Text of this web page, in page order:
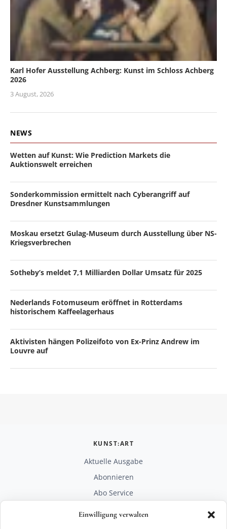
Einwilligung verwalten
Karl Hofer Ausstellung Achberg: Kunst im Schloss Achberg
2026
3 August, 2026
NEWS
Wetten auf Kunst: Wie Prediction Markets die
Auktionswelt erreichen
Sonderkommission ermittelt nach Cyberangriff auf
Dresdner Kunstsammlungen
Moskau ersetzt Gulag-Museum durch Ausstellung über NS-
Kriegsverbrechen
Sotheby’s meldet 7,1 Milliarden Dollar Umsatz für 2025
Nederlands Fotomuseum eröffnet in Rotterdams
historischem Kaffeelagerhaus
Aktivisten hängen Polizeifoto von Ex-Prinz Andrew im
Louvre auf
KUNST:ART
Aktuelle Ausgabe
Abonnieren
Abo Service